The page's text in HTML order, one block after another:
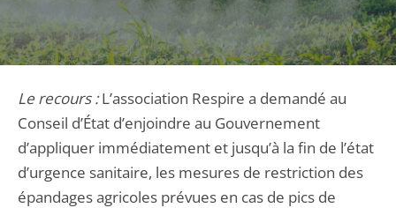
Le recours :L’association Respire a demandé au
Conseil d’État d’enjoindre au Gouvernement
d’appliquer immédiatement et jusqu’à la fin de l’état
d’urgence sanitaire, les mesures de restriction des
épandages agricoles prévues en cas de pics de